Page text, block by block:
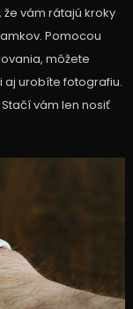
vám rátajú kroky
Pomocou
môžete
aj urobíte fotografiu.
vám len nosiť